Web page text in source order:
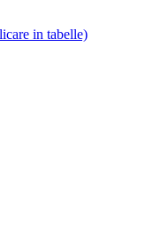
in tabelle)